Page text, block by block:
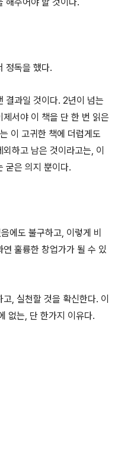
정독을 했다.
결과일 것이다. 2년이 넘는
서야 이 책을 단 한 번 읽은
이 고귀한 책에 더럽게도
하고 남은 것이라고는, 이
굳은 의지 뿐이다.
에도 불구하고, 이렇게 비
훌륭한 창업가가 될 수 있
, 실천할 것을 확신한다. 이
없는, 단 한가지 이유다.